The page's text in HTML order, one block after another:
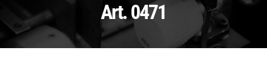
Art. 0471